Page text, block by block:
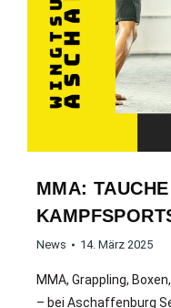
MMA:
News 14. März 2025
MMA, Grappling,
– bei Aschaffenburg